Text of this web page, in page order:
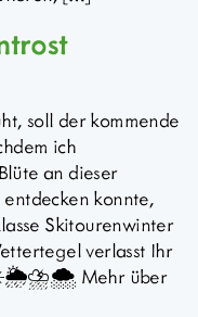
soll der kommende
ich
an dieser
konnte,
Skitourenwinter
verlasst Ihr
☀️🌦️⛈️🌨️ Mehr über